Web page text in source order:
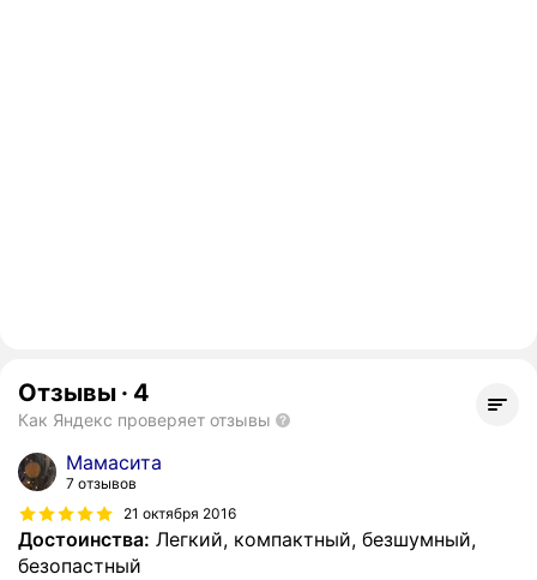
Отзывы · 4
Как Яндекс проверяет отзывы
Мамасита
7 отзывов
21 октября 2016
Достоинства: Легкий, компактный, безшумный,
безопастный